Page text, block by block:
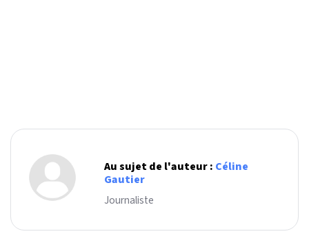
Au sujet de l'auteur : Céline
Gautier
Journaliste